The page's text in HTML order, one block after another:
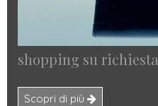
shopping su richiesta
Scopri di più